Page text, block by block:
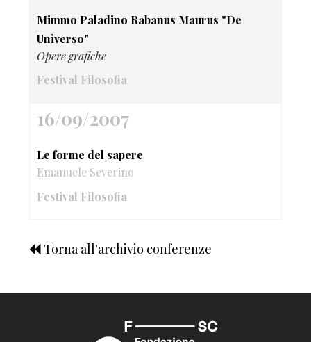
Mimmo Paladino Rabanus Maurus "De
Universo"
Opere grafiche
Festival Filosofia
16/09/2007
Le forme del sapere
Emanuele Severino
Festival Filosofia
Torna all'archivio conferenze